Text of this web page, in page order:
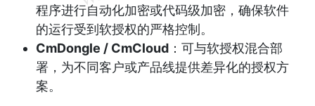
程序进行自动化加密或代码级加密，确保软件
的运行受到软授权的严格控制。
CmDongle / CmCloud：可与软授权混合部
署，为不同客户或产品线提供差异化的授权方
案。